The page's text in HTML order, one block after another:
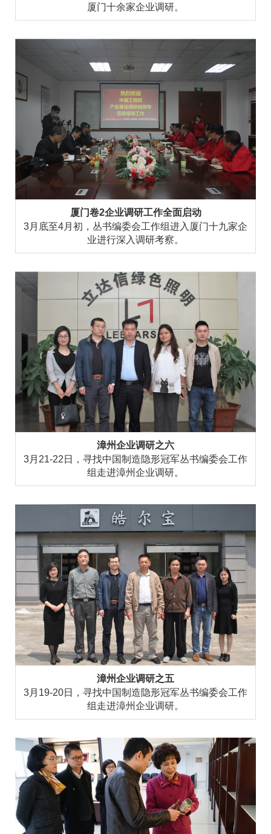
厦门十余家企业调研。
厦门卷2企业调研工作全面启动
3月底至4月初，丛书编委会工作组进入厦门十九家企
业进行深入调研考察。
漳州企业调研之六
3月21-22日，寻找中国制造隐形冠军丛书编委会工作
组走进漳州企业调研。
漳州企业调研之五
3月19-20日，寻找中国制造隐形冠军丛书编委会工作
组走进漳州企业调研。